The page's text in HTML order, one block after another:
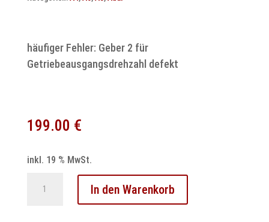
häufiger Fehler: Geber 2 für
Getriebeausgangsdrehzahl defekt
199.00 €
inkl. 19 % MwSt.
In den Warenkorb